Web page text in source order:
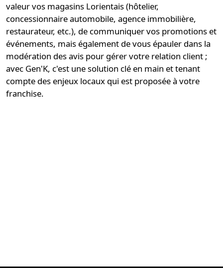
valeur vos magasins Lorientais (hôtelier,
concessionnaire automobile, agence immobilière,
restaurateur, etc.), de communiquer vos promotions et
événements, mais également de vous épauler dans la
modération des avis pour gérer votre relation client ;
avec Gen'K, c'est unesolution clé en main et tenant
compte des enjeux locaux qui est proposée à votre
franchise.